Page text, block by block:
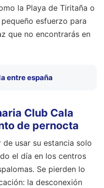
la Playa de Tiritaña o
esfuerzo para
que no encontrarás en
entre españa
Club Cala
de pernocta
usar su estancia solo
el día en los centros
Se pierden lo
la desconexión